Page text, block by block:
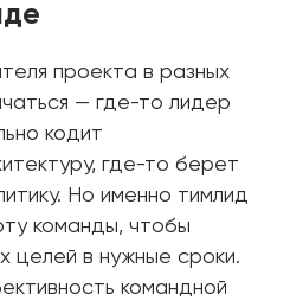
проекта в разных
— где-то лидер
кодит
где-то берет
Но именно тимлид
команды, чтобы
целей в нужные сроки.
командной